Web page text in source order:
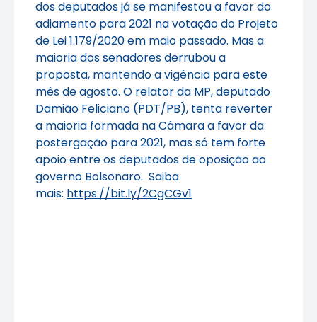
dos deputados já se manifestou a favor do
adiamento para 2021 na votação do Projeto
de Lei 1.179/2020 em maio passado. Mas a
maioria dos senadores derrubou a
proposta, mantendo a vigência para este
mês de agosto. O relator da MP, deputado
Damião Feliciano (PDT/PB), tenta reverter
a maioria formada na Câmara a favor da
postergação para 2021, mas só tem forte
apoio entre os deputados de oposição ao
governo Bolsonaro. Saiba
mais: https://bit.ly/2CgCGv1